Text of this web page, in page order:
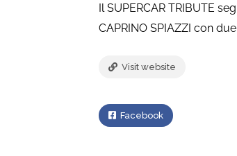
Il SUPERCAR TRIBUTE
CAPRINO SPIAZZI con
Visit website
Facebook